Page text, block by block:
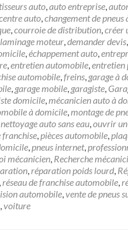
auto,auto entreprise,
auto,changement de pneus
,courroie de distribution,créer
moteur,demander devis,
,échappement auto,
,entretien automobile,entretien
automobile,freins, garage à
, garage mobile, garagiste,
domicile,mécanicien auto à
à domicile,montage de
nettoyage auto sans eau,ouvrir
,pièces automobile,
,pneus internet,
mécanicien, Recherche
,réparation poids lourd,
,réseau de franchise automobile,
automobile,vente de pneus
,voiture